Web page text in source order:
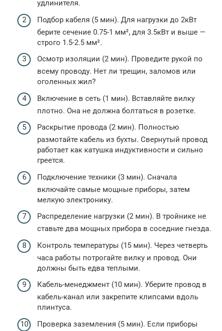
удлинителя.
Подбор кабеля (5 мин). Для нагрузки до 2кВт
берите сечение 0.75-1 мм², для 3.5кВт и выше —
строго 1.5-2.5 мм².
Осмотр изоляции (2 мин). Проведите рукой по
всему проводу. Нет ли трещин, заломов или
оголенных жил?
Включение в сеть (1 мин). Вставляйте вилку
плотно. Она не должна болтаться в розетке.
Раскрытие провода (2 мин). Полностью
размотайте кабель из бухты. Свернутый провод
работает как катушка индуктивности и сильно
греется.
Подключение техники (3 мин). Сначала
включайте самые мощные приборы, затем
мелкую электронику.
Распределение нагрузки (2 мин). В тройнике не
ставьте два мощных прибора в соседние гнезда.
Контроль температуры (15 мин). Через четверть
часа работы потрогайте вилку и провод. Они
должны быть едва теплыми.
Кабель-менеджмент (10 мин). Уберите провод в
кабель-канал или закрепите клипсами вдоль
плинтуса.
Проверка заземления (5 мин). Если приборы